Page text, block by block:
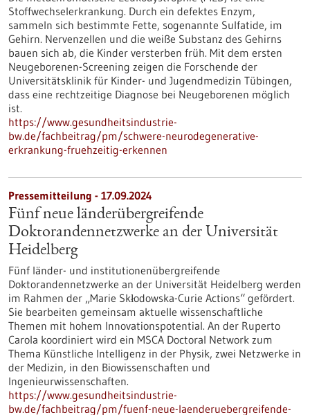
Stoffwechselerkrankung. Durch ein defektes Enzym,
sammeln sich bestimmte Fette, sogenannte Sulfatide, im
Gehirn. Nervenzellen und die weiße Substanz des Gehirns
bauen sich ab, die Kinder versterben früh. Mit dem ersten
Neugeborenen-Screening zeigen die Forschende der
Universitätsklinik für Kinder- und Jugendmedizin Tübingen,
dass eine rechtzeitige Diagnose bei Neugeborenen möglich
ist.
https://www.gesundheitsindustrie-
bw.de/fachbeitrag/pm/schwere-neurodegenerative-
erkrankung-fruehzeitig-erkennen
Pressemitteilung - 17.09.2024
Fünf neue länderübergreifende
Doktorandennetzwerke an der Universität
Heidelberg
Fünf länder- und institutionenübergreifende
Doktorandennetzwerke an der Universität Heidelberg werden
im Rahmen der „Marie Skłodowska-Curie Actions“ gefördert.
Sie bearbeiten gemeinsam aktuelle wissenschaftliche
Themen mit hohem Innovationspotential. An der Ruperto
Carola koordiniert wird ein MSCA Doctoral Network zum
Thema Künstliche Intelligenz in der Physik, zwei Netzwerke in
der Medizin, in den Biowissenschaften und
Ingenieurwissenschaften.
https://www.gesundheitsindustrie-
bw.de/fachbeitrag/pm/fuenf-neue-laenderuebergreifende-